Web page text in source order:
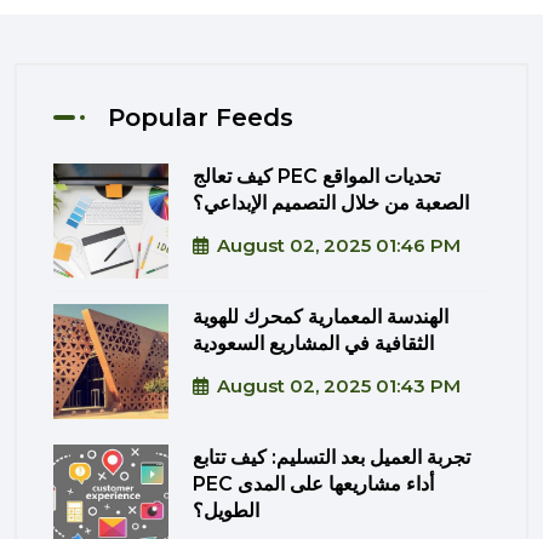
Popular Feeds
كيف تعالج PEC تحديات المواقع
الصعبة من خلال التصميم الإبداعي؟
August 02, 2025 01:46 PM
الهندسة المعمارية كمحرك للهوية
الثقافية في المشاريع السعودية
August 02, 2025 01:43 PM
تجربة العميل بعد التسليم: كيف تتابع
PEC أداء مشاريعها على المدى
الطويل؟